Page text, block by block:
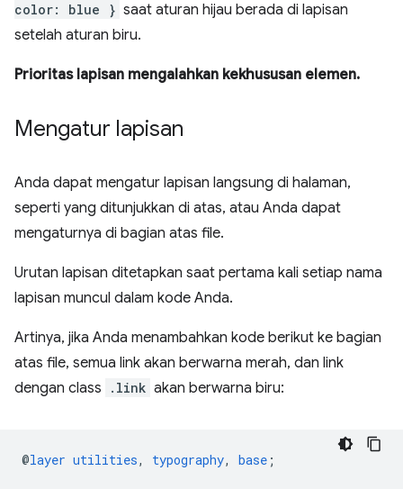
color: blue } saat aturan hijau berada di lapisan
setelah aturan biru.
Prioritas lapisan mengalahkan kekhususan elemen.
Mengatur lapisan
Anda dapat mengatur lapisan langsung di halaman,
seperti yang ditunjukkan di atas, atau Anda dapat
mengaturnya di bagian atas file.
Urutan lapisan ditetapkan saat pertama kali setiap nama
lapisan muncul dalam kode Anda.
Artinya, jika Anda menambahkan kode berikut ke bagian
atas file, semua link akan berwarna merah, dan link
dengan class
.link akan berwarna biru:
@layer utilities, typography, base ;